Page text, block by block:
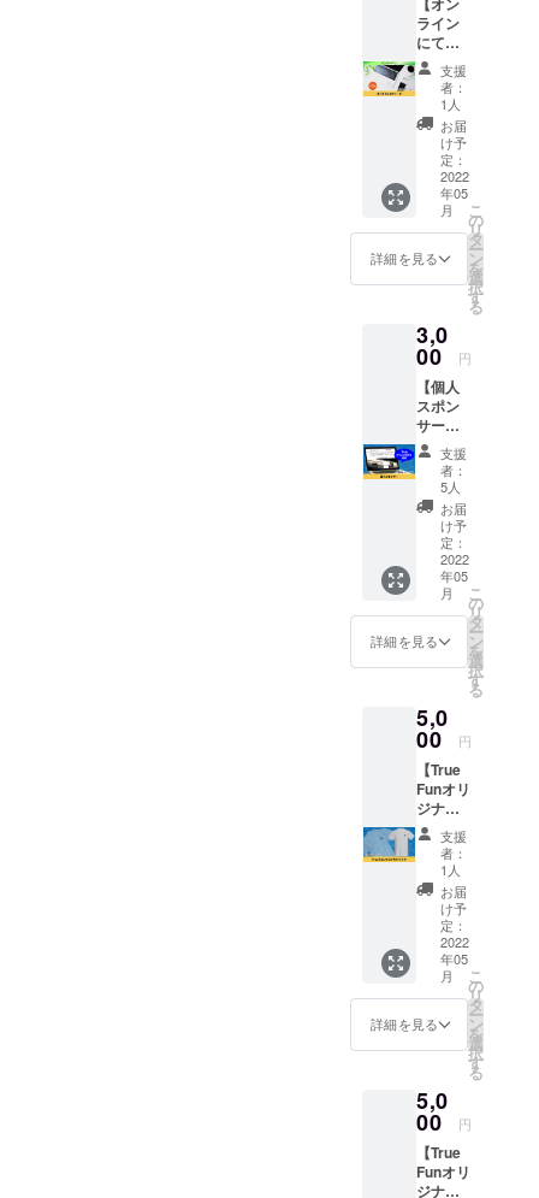
ペース
で練習
でき、
試合に
自由に
出るた
めにも
スイ
マーコ
ミュニ
ティ
「TRUE
FUN」
のご登
フォー
ムを
メール
でお送
りさせ
ていた
だきま
す。 情
報を入
力して
頂き、
選手登
録と団
体登録
をして
頂ける
と、大
き、日
本水泳
連盟よ
り選手
として
登録さ
れま
す。
※2022
年5月か
ら1年間
の登録
料とな
りま
す。 ※
ジャー
ジ代
（40,00
50,000
円）が
必要と
なりま
す。
ライン
にて
トー
ク】 高
校生で
起業
し、
様々な
経験を
してき
た畑野
剣輝
（はた
のつる
ぎ）と
ツーマ
ンで30
分トー
クでき
ます。
水泳の
事、ド
ローン
のこ
と、そ
してビ
ジネス
につい
てな
ど、ど
んなお
話でも
日程は
メール
にて調
整いた
しま
す。
支援
者：
1人
お届
け予
定：
2022
年05
月
詳細を見る
こ
の
リ
タ
ー
ン
を
選
択
す
る
3,0
00 円
【個人
スポン
サー】
スイ
マーコ
ミュニ
ティ
「TRUE
FUN」
の個人
スポン
サーに
なれる
権利で
す。
Next
Valueの
HPに支
援者と
してお
名前を
掲載さ
せてい
ただき
ます。
あなた
のお名
前を
Next
Find
Valueの
HPで
PRでき
xtfindv
alue.co
m/ ※購
入時の
備考欄
支援
者：
5人
お届
け予
定：
2022
年05
月
詳細を見る
こ
の
リ
タ
ー
ン
を
選
択
す
る
5,0
00 円
【True
Funオリ
ジナルT
シャ
ツ】
True
Funオリ
ジナルT
シャツ
を1枚お
届けし
ます。
サイズ
はS・
M・L・
XL・
りお選
びくだ
さい。
色はネ
イビー
を予定
支援
者：
1人
お届
け予
定：
2022
年05
月
詳細を見る
こ
の
リ
タ
ー
ン
を
選
択
す
る
5,0
00 円
【True
Funオリ
ジナル